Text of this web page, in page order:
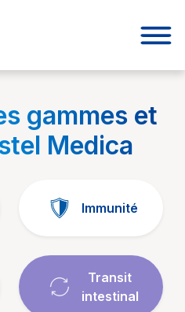
gammes et
Medica
Immunité
Transit
intestinal